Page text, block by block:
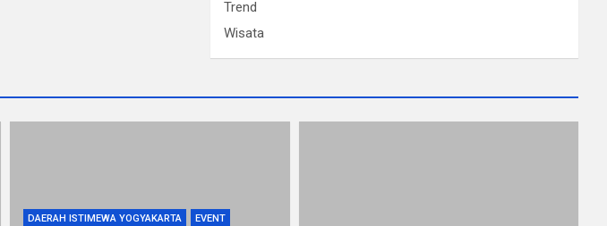
Trend
Wisata
DAERAH ISTIMEWA YOGYAKARTA
EVENT